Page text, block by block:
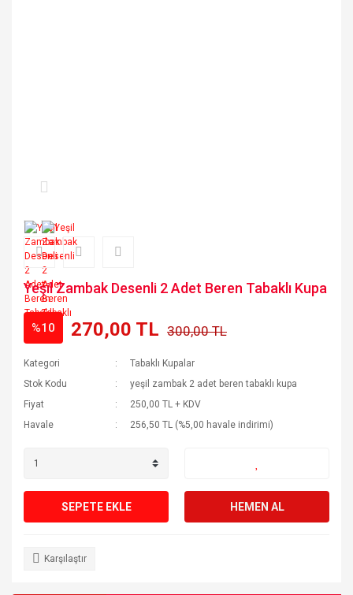
Yeşil Zambak Desenli 2 Adet Beren Tabaklı Kupa
%10 270,00 TL 300,00 TL
Kategori
Tabaklı Kupalar
Stok Kodu
yeşil zambak 2 adet beren tabaklı kupa
Fiyat
250,00 TL + KDV
Havale
256,50 TL (%5,00 havale indirimi)
SEPETE EKLE HEMEN AL
Karşılaştır